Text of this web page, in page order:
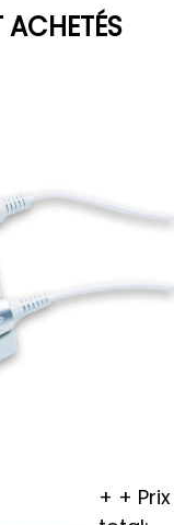
ACHETÉS
+ + Prix